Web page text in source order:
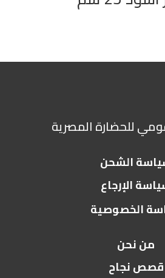
للحضارة المصرية
الشحن
الإرجاع
الخصوصية
من نحن
قصص نجاح